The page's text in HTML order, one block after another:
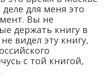
для меня это
Вы не
держать книгу в
видел эту книгу,
с той книгой,